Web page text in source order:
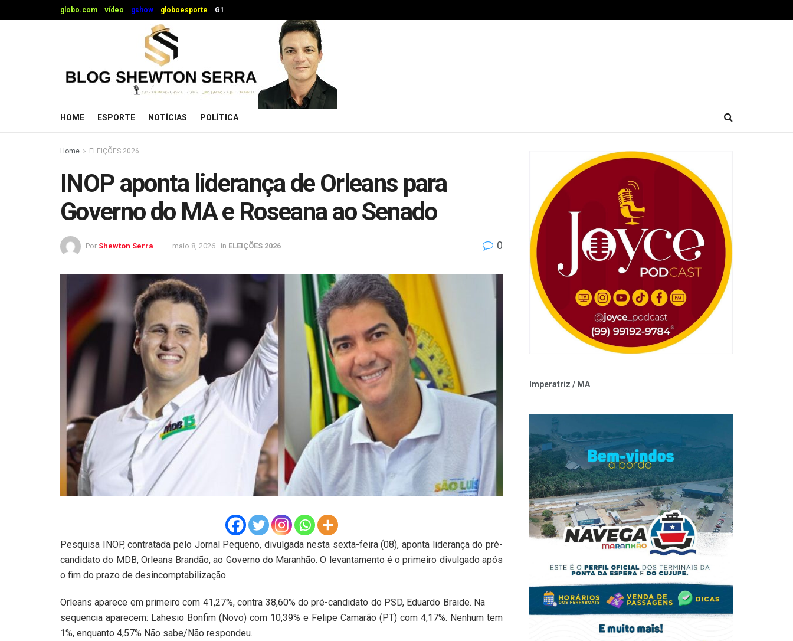
globo.com vídeo gshow globoesporte G1
HOME ESPORTE NOTÍCIAS POLÍTICA
Home ELEIÇÕES 2026
INOP aponta liderança de Orleans para
Governo do MA e Roseana ao Senado
Por Shewton Serra maio 8, 2026 in ELEIÇÕES 2026 0
Pesquisa INOP, contratada pelo Jornal Pequeno, divulgada nesta sexta-feira (08), aponta liderança do pré-
candidato do MDB, Orleans Brandão, ao Governo do Maranhão. O levantamento é o primeiro divulgado após
o fim do prazo de desincomptabilização.
Orleans aparece em primeiro com 41,27%, contra 38,60% do pré-candidato do PSD, Eduardo Braide. Na
sequencia aparecem: Lahesio Bonfim (Novo) com 10,39% e Felipe Camarão (PT) com 4,17%. Nenhum tem
1%, enquanto 4,57% Não sabe/Não respondeu.
Imperatriz / MA